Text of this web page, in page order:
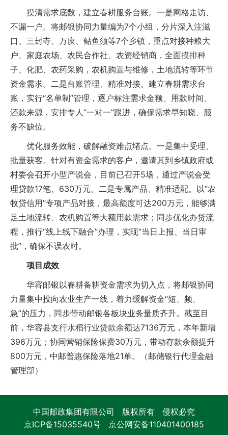
摸清需求底数，建立春耕服务台账。一是网格走访、
不漏一户。将邮银协同力量编为7个小组，分片深入注滋
口、三封寺、万庾、鲇鱼须等7个乡镇，重点对接种粮大
户、家庭农场、农民合作社、农资经销商，全面摸排种
子、化肥、农药采购，农机购置与维修，土地流转等环节
资金需求。二是台账管理、精准对接。建立春耕需求台
账，实行“名单制”管理，逐户标注需求金额、用款时间、
还款来源，安排专人“一对一”跟进，确保需求早知晓、服
务不缺位。
优化服务效能，破解融资难点堵点。一是集中受理、
批量获客。针对有资金需求的客户，邀请其到乡镇政府或
村委会召开小型产说会，目前已召开5场，通过产说会受
理贷款17笔、630万元。二是专属产品、精准适配。以“农
牧贷信用”专项产品对接，最高额度可达200万元，能够满
足土地流转、农机购置等大额用款需求；同步优化办贷流
程，推行“线上线下融合”办理，实现“当日上报、当日审
批”，确保不误农时。
项目成效
华容邮银以春耕备耕资金需求为切入点，将邮银协同
力量集中投向农业生产一线，着力缓解资金“短、频、
急”的压力，同步带动邮银各板块业务量质齐升。截至目
前，华容县支行水稻行业贷款余额达7136万元，本年新增
396万元；协同营销保险保费30万元，带动存款余额提升
800万元，中邮普惠保险落地21单。（邮储银行代理金融
管理部）
中国邮政集团有限公司 版权所有 侵权必究
京ICP备15035540号 京公网安备110401400185